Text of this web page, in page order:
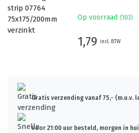
Op voorraad (103)
1,79 incl. BTW
Gratis verzending vanaf 75,- (m.u.v.
Voor 21:00 uur besteld, morgen in